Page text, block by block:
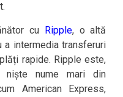
cu Ripple, o altă
intermedia transferuri
rapide. Ripple este,
niște nume mari din
American Express,